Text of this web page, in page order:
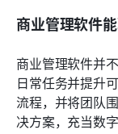
商业管理软件
商业管理软件并
日常任务并提升
流程，并将团队
决方案，充当数